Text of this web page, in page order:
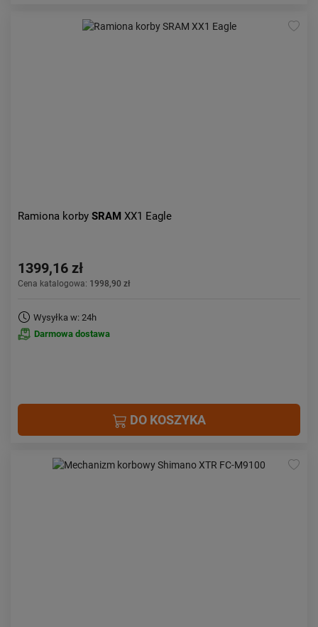
Ramiona korby SRAM XX1 Eagle
1399,16 zł
Cena katalogowa: 1998,90 zł
Wysyłka w: 24h
Darmowa dostawa
DO KOSZYKA